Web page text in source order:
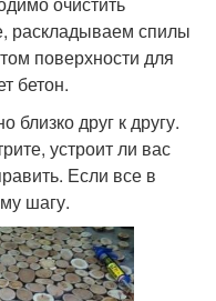
раскладываем спилы
поверхности для
бетон.
близко друг к другу.
устроит ли вас
Если все в
шагу.